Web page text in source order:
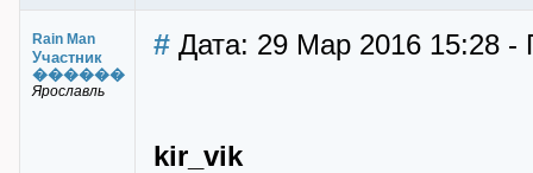
Rain Man
Участник
������
Ярославль
# Дата: 29 Мар 2016 15:28 -
kir_vik